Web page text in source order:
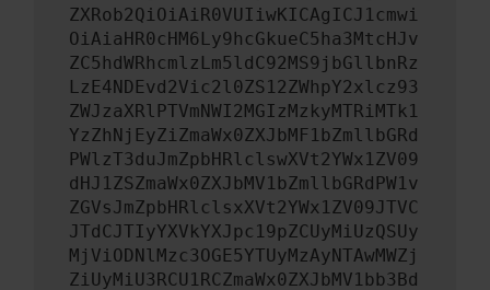
ZXRob2QiOiAiR0VUIiwKICAgICJ1cmwi
OiAiaHR0cHM6Ly9hcGkueC5ha3MtcHJv
ZC5hdWRhcmlzLm5ldC92MS9jbGllbnRz
LzE4NDEvd2Vic2l0ZS12ZWhpY2xlcz93
ZWJzaXRlPTVmNWI2MGIzMzkyMTRiMTk1
YzZhNjEyZiZmaWx0ZXJbMF1bZmllbGRd
PWlzT3duJmZpbHRlclswXVt2YWx1ZV09
dHJ1ZSZmaWx0ZXJbMV1bZmllbGRdPW1v
ZGVsJmZpbHRlclsxXVt2YWx1ZV09JTVC
JTdCJTIyYXVkYXJpc19pZCUyMiUzQSUy
MjViODNlMzc3OGE5YTUyMzAyNTAwMWZj
ZiUyMiU3RCU1RCZmaWx0ZXJbMV1bb3Bd